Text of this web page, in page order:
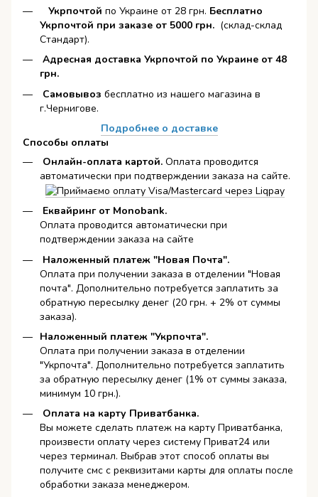
Укрпочтой по Украине от 28 грн. Бесплатно
Укрпочтой при заказе от 5000 грн. (склад-склад
Стандарт).
Адресная доставка Укрпочтой по Украине от 48
грн.
Самовывоз бесплатно из нашего магазина в
г.Чернигове.
Подробнее о доставке
Способы оплаты
Онлайн-оплата картой. Оплата проводится
автоматически при подтверждении заказа на сайте.
Еквайринг от Monobank.
Оплата проводится автоматически при
подтверждении заказа на сайте
Наложенный платеж "Новая Почта".
Оплата при получении заказа в отделении "Новая
почта". Дополнительно потребуется заплатить за
обратную пересылку денег (20 грн. + 2% от суммы
заказа).
Наложенный платеж "Укрпочта".
Оплата при получении заказа в отделении
"Укрпочта". Дополнительно потребуется заплатить
за обратную пересылку денег (1% от суммы заказа,
минимум 10 грн.).
Оплата на карту Приватбанка.
Вы можете сделать платеж на карту Приватбанка,
произвести оплату через систему Приват24 или
через терминал. Выбрав этот способ оплаты вы
получите смс с реквизитами карты для оплаты после
обработки заказа менеджером.